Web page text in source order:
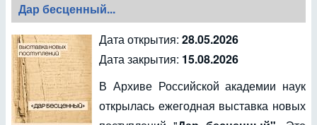
Дар бесценный...
Дата открытия: 28.05.2026
Дата закрытия: 15.08.2026
В Архиве Российской академии наук
открылась ежегодная выставка новых